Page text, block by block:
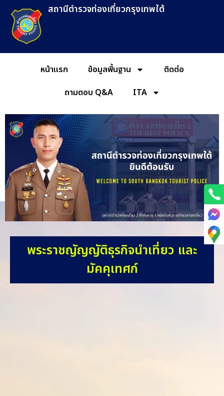
สถานีตำรวจท่องเที่ยวกรุงเทพใต้
หน้าแรก ข้อมูลพื้นฐาน
ติดต่อ
ถามตอบ Q&A
ITA
พระราชญัญญัติธุรกิจนำเที่ยว และ
มัคคุเทศก์